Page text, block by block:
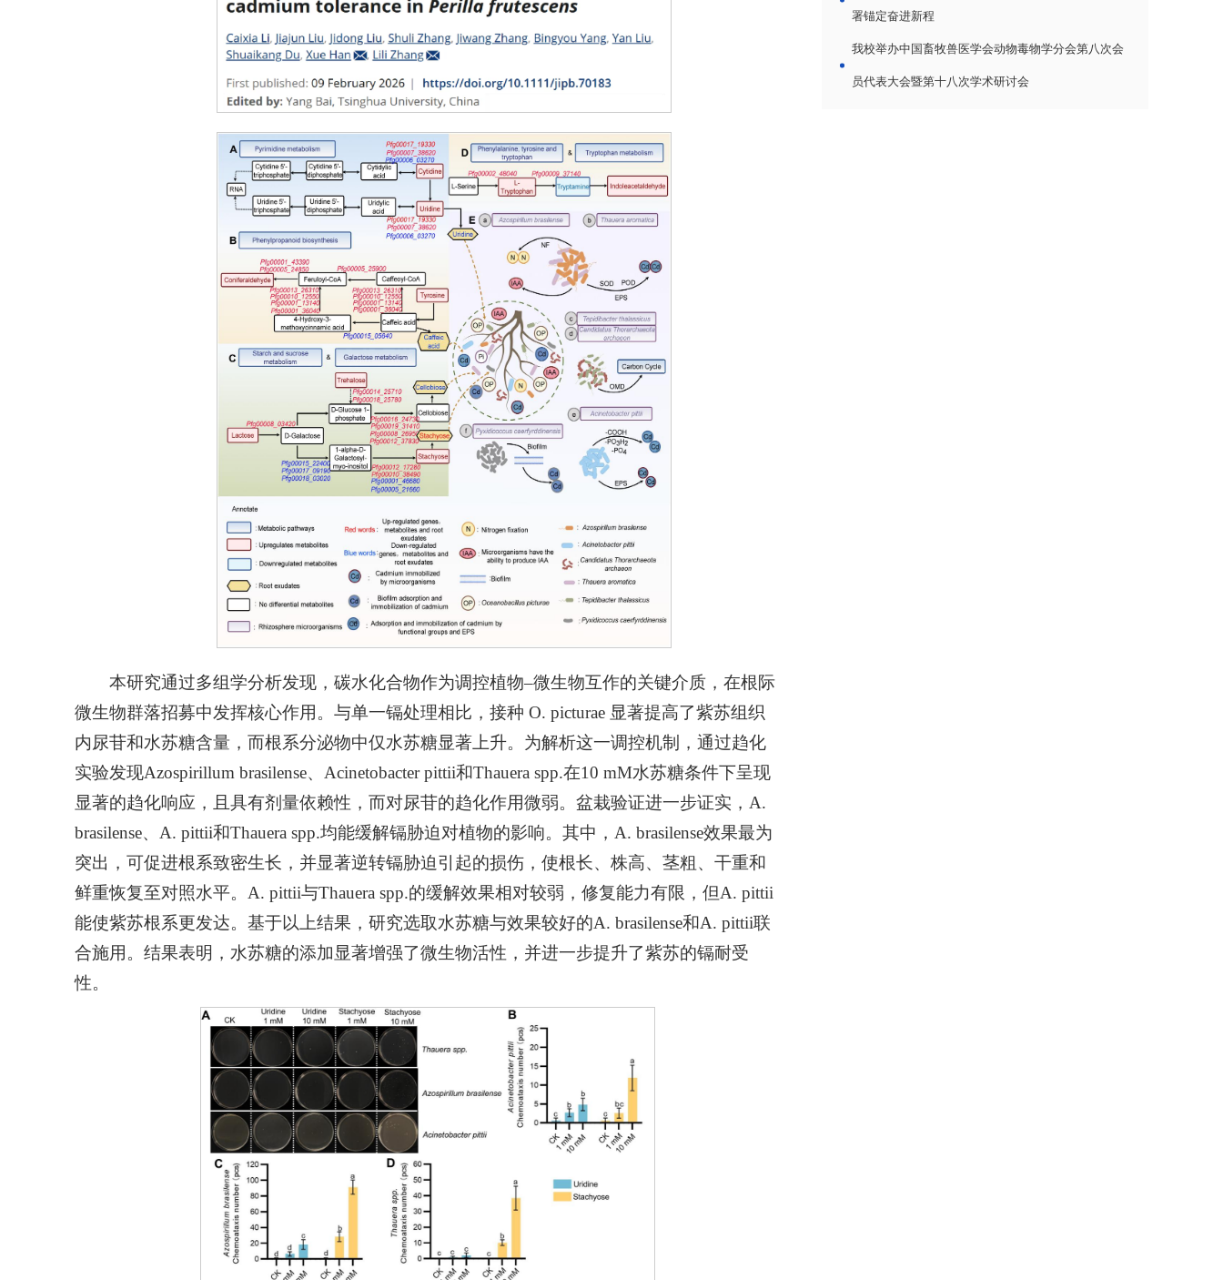
本研究通过多组学分析发现，碳水化合物作为调控植物‒微生物互作的关键介质，在根际
微生物群落招募中发挥核心作用。与单一镉处理相比，接种 O. picturae 显著提高了紫苏组织
内尿苷和水苏糖含量，而根系分泌物中仅水苏糖显著上升。为解析这一调控机制，通过趋化
实验发现Azospirillum brasilense、 Acinetobacter pittii和Thauera spp.在10 mM水苏糖条件下呈现
显著的趋化响应，且具有剂量依赖性，而对尿苷的趋化作用微弱。盆栽验证进一步证实， A.
brasilense、 A. pittii和Thauera spp.均能缓解镉胁迫对植物的影响。其中， A. brasilense效果最为
突出，可促进根系致密生长，并显著逆转镉胁迫引起的损伤，使根长、株高、茎粗、干重和
鲜重恢复至对照水平。 A. pittii与Thauera spp.的缓解效果相对较弱，修复能力有限，但A. pittii
能使紫苏根系更发达。基于以上结果，研究选取水苏糖与效果较好的A. brasilense和A. pittii联
合施用。结果表明，水苏糖的添加显著增强了微生物活性，并进一步提升了紫苏的镉耐受
性。
署锚定奋进新程
我校举办中国畜牧兽医学会动物毒物学分会第八次会
员代表大会暨第十八次学术研讨会